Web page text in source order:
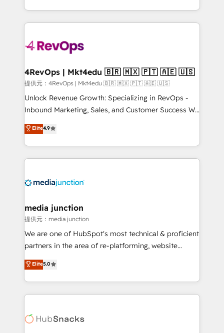
Hourly-fee (assigned one Dedicated HubSpot
requirement). ✔️Helped over 25,000+ customers so
far with our HubSpot solutions. ✔️Bespoke apps &
on-demand bundle services. Connect with us today!
team to simplify the complex and build a better
experience for your team and customers.
4RevOps | Mkt4edu 🇧🇷 🇲🇽 🇵🇹 🇦🇪 🇺🇸
提供元：4RevOps | Mkt4edu 🇧🇷 🇲🇽 🇵🇹 🇦🇪 🇺🇸
Unlock Revenue Growth: Specializing in RevOps -
Inbound Marketing, Sales, and Customer Success We
specialize in driving revenue growth for companies
across industries through tailored marketing, sales,
and customer success strategies, utilizing RevOps
methodologies. As Latin America's largest HubSpot
offer unparalleled insights. Operating in five
Mexico, USA, and Portugal—we've executed over a
hundred successful operations. Our approach,
rooted in RevOps principles, integrates analysis,
training, planning, and qualification. Leveraging
inbound marketing tactics, we focus on
understanding, nurturing, and converting leads.
competitive market.
Elite4.9
media junction
提供元：media junction
We are one of HubSpot's most technical & proficient
partners in the area of re-platforming, website
design & development. We specialize in multi-hub
implementations for mid-market & enterprise
companies. We are woman-owned, powered by
coffee, and we ❤️ dogs. We produce award-winning
Impact Award 🏆2022 Technical Expertise Impact
Elite5.0